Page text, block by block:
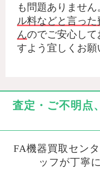
も問題ありません
ル料などと言っ
んのでご安心して
すよう宜しくお願
査定・ご不明点
FA機器買取セン
ッフが丁寧